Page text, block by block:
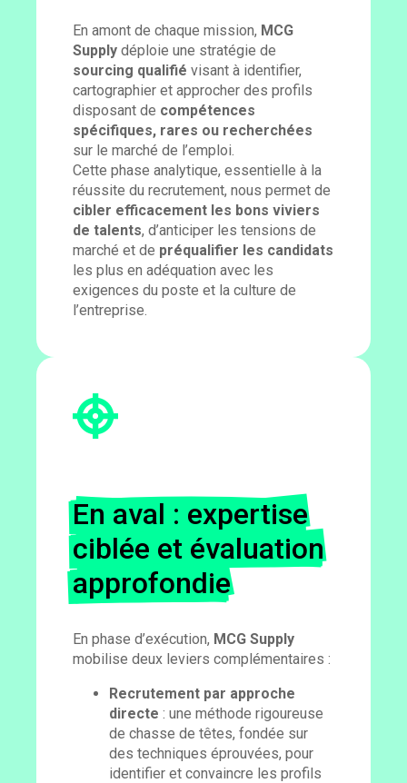
En amont de chaque mission, MCG
Supply déploie une stratégie de
sourcing qualifié visant à identifier,
cartographier et approcher des profils
disposant de compétences
spécifiques, rares ou recherchées
sur le marché de l’emploi.
Cette phase analytique, essentielle à la
réussite du recrutement, nous permet de
cibler efficacement les bons viviers
de talents, d’anticiper les tensions de
marché et de préqualifier les candidats
les plus en adéquation avec les
exigences du poste et la culture de
l’entreprise.
En aval : expertise
ciblée et évaluation
approfondie
En phase d’exécution, MCG Supply
mobilise deux leviers complémentaires :
Recrutement par approche
directe : une méthode rigoureuse
de chasse de têtes, fondée sur
des techniques éprouvées, pour
identifier et convaincre les profils